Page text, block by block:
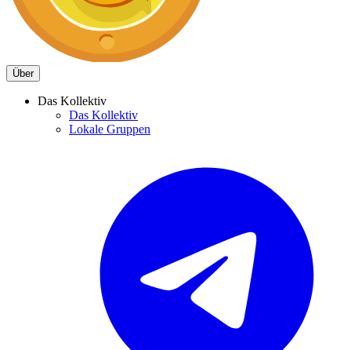
Über
Das Kollektiv
Das Kollektiv
Lokale Gruppen